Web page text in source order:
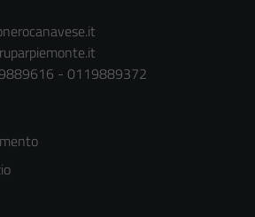
- 0119889372
Questi cookie
sono necessari
per il